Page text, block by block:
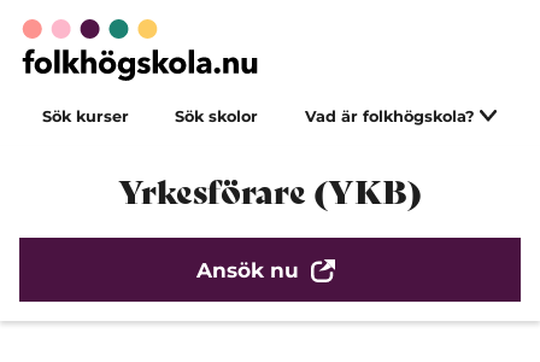
Sök kurser Sök skolor Vad är folkhögskola?
Yrkesförare (YKB)
Ansök nu